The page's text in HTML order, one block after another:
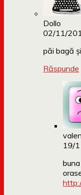
Dollo
02/11/
păi bagă
Răspunde
19/